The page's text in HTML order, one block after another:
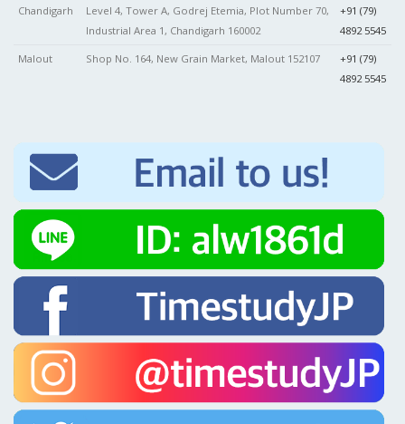
Chandigarh
Level 4, Tower A, Godrej Etemia, Plot Number 70,
Industrial Area 1, Chandigarh 160002
+91 (79)
4892 5545
Malout Shop No. 164, New Grain Market, Malout 152107
+91 (79)
4892 5545